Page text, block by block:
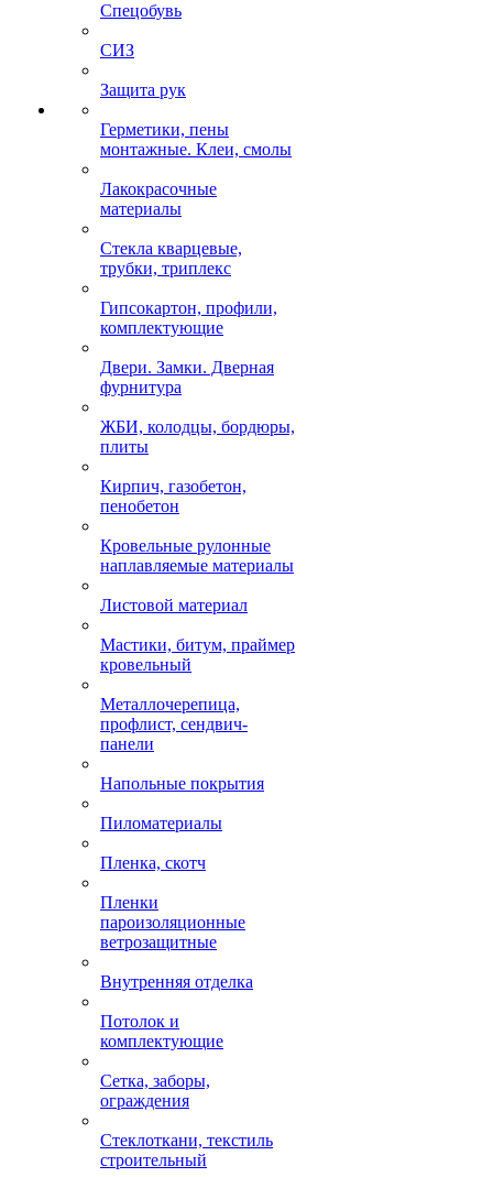
Спецобувь
СИЗ
Защита рук
Герметики, пены
монтажные. Клеи, смолы
Лакокрасочные
материалы
Стекла кварцевые,
трубки, триплекс
Гипсокартон, профили,
комплектующие
Двери. Замки. Дверная
фурнитура
ЖБИ, колодцы, бордюры,
плиты
Кирпич, газобетон,
пенобетон
Кровельные рулонные
наплавляемые материалы
Листовой материал
Мастики, битум, праймер
кровельный
Металлочерепица,
профлист, сендвич-
панели
Напольные покрытия
Пиломатериалы
Пленка, скотч
Пленки
пароизоляционные
ветрозащитные
Внутренняя отделка
Потолок и
комплектующие
Сетка, заборы,
ограждения
Стеклоткани, текстиль
строительный